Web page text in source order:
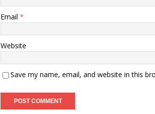
Email *
Website
Save my name, email, and website in this